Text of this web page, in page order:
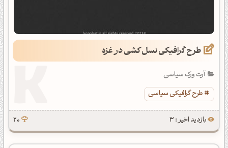
طرح گرافیکی نسل کشی در غزه
آرت ورک سیاسی
طرح گرافیکی سیاسی
بازدید اخیر : 3 20